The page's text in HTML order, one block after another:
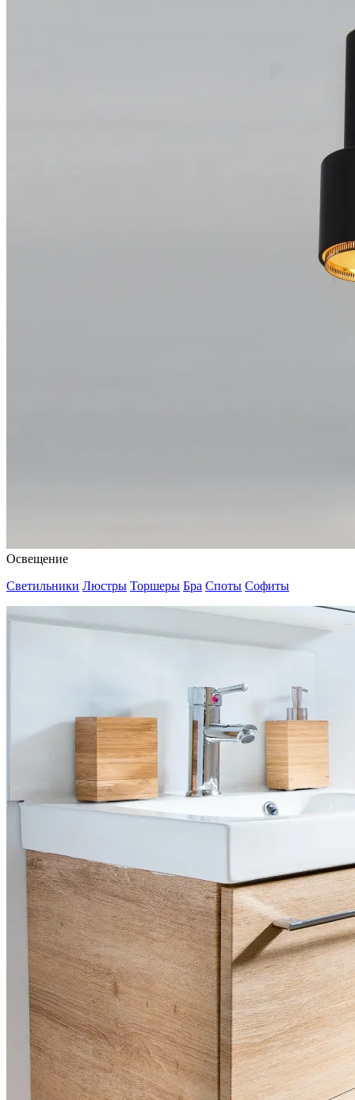
Освещение
Светильники Люстры Торшеры Бра Споты Софиты